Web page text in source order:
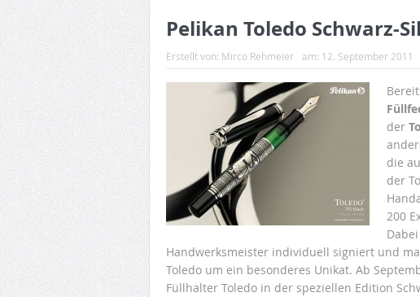
Pelikan Toledo Schwarz-
Erstellt von: Mirco Rehmeier am: 12. September 2011
der
die
der
200
Handwerksmeister individuell signiert und
Toledo um ein besonderes Unikat. Ab
Füllhalter Toledo in der speziellen Edition